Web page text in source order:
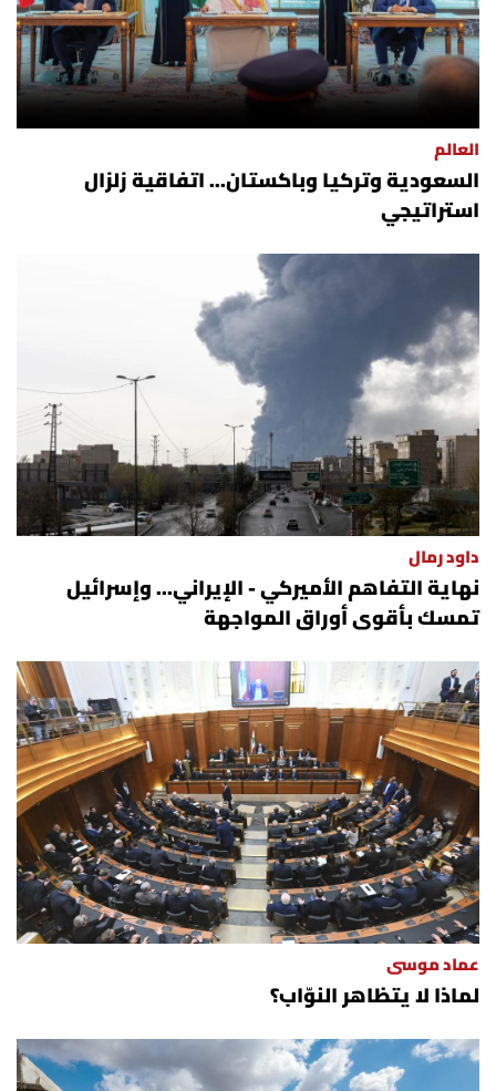
خاص الموقع
كتّابنا
تحت المجهر
آراء
العالم
الصحافة الإسرائيلية
ثقافة وفنون
فصل من كتاب
اقرأ تضحك
كاميرا
سجالات
صحّة وصحن
الرياضة
منوّعات
حظّك اليوم
للتاريخ
العالم
السعودية وتركيا وباكستان... اتفاقية زلزال
استراتيجي
داود رمال
نهاية التفاهم الأميركي - الإيراني... وإسرائيل
تمسك بأقوى أوراق المواجهة
عماد موسى
لماذا لا يتظاهر النوّاب؟